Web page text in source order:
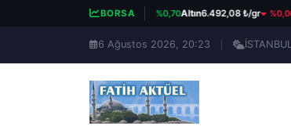
BORSA
13.798,82 %0,70Altın6.492,08 ₺/gr %0,06
6 Ağustos 2026, 20:23